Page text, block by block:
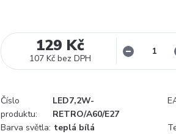
129 Kč
107 Kč bez DPH
Číslo
produktu:
LED7,2W-
RETRO/A60/E27
Barva světla: teplá bílá